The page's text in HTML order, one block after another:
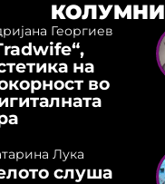
КОЛУМНИ
Георгиев
на
во
Лука
слуша